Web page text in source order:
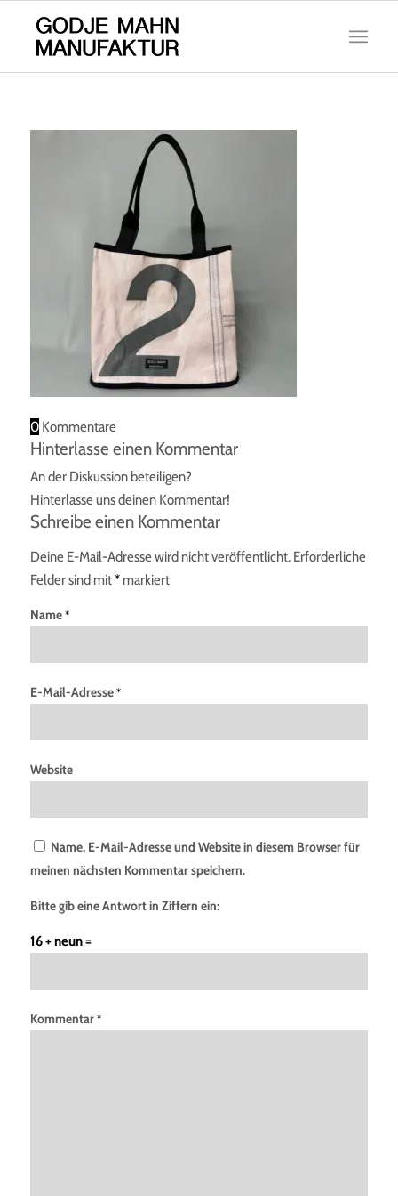
0 Kommentare
Hinterlasse einen Kommentar
An der Diskussion beteiligen?
Hinterlasse uns deinen Kommentar!
Schreibe einen Kommentar
Deine E-Mail-Adresse wird nicht veröffentlicht. Erforderliche
Felder sind mit*markiert
Name*
E-Mail-Adresse*
Website
Name, E-Mail-Adresse und Website in diesem Browser für
meinen nächsten Kommentar speichern.
Bitte gib eine Antwort in Ziffern ein:
16 + neun =
Kommentar*